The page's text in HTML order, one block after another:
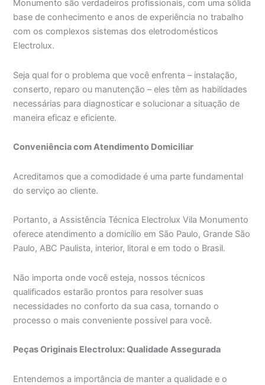
Monumento são verdadeiros profissionais, com uma sólida
base de conhecimento e anos de experiência no trabalho
com os complexos sistemas dos eletrodomésticos
Electrolux.
Seja qual for o problema que você enfrenta – instalação,
conserto, reparo ou manutenção – eles têm as habilidades
necessárias para diagnosticar e solucionar a situação de
maneira eficaz e eficiente.
Conveniência com Atendimento Domiciliar
Acreditamos que a comodidade é uma parte fundamental
do serviço ao cliente.
Portanto, a Assistência Técnica Electrolux Vila Monumento
oferece atendimento a domicílio em São Paulo, Grande São
Paulo, ABC Paulista, interior, litoral e em todo o Brasil.
Não importa onde você esteja, nossos técnicos
qualificados estarão prontos para resolver suas
necessidades no conforto da sua casa, tornando o
processo o mais conveniente possível para você.
Peças Originais Electrolux: Qualidade Assegurada
Entendemos a importância de manter a qualidade e o